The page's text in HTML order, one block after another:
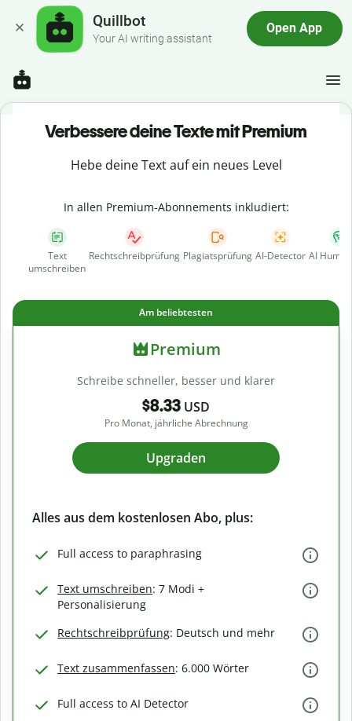
Quillbot
Your AI writing assistant
Open App
Verbessere deine Texte mit Premium
Hebe deine Text auf ein neues Level
In allen Premium-Abonnements inkludiert:
Text
umschreiben
Rechtschreibprüfung Plagiatsprüfung AI-Detector AI
Am beliebtesten
Premium
Schreibe schneller, besser und klarer
$8.33 USD
Pro Monat, jährliche Abrechnung
Upgraden
Alles aus dem kostenlosen Abo, plus:
Full access to paraphrasing
Text umschreiben: 7 Modi +
Personalisierung
Rechtschreibprüfung: Deutsch und mehr
Text zusammenfassen: 6.000 Wörter
Full access to AI Detector